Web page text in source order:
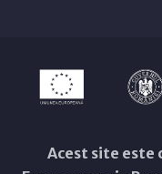
Acest site este